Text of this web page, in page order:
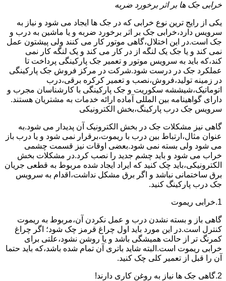
خرابی جک ها بر اثر برخورد ضربه
یکی از رایج ترین نوع خرابی که در جک ها ایجاد می شود و نیاز به
سرویس دارد،خرابی جک بر اثر برخورد ضربه و یا ماشین به درب و
جک است.در این اختلال،گاهی موتور کار می کنند ولی پیشتون عمل
نمی کند و یا جک یک لنگه از در کار می کند و یک لنگه کار نمی
کند،که باید به سرویس موتور و تعمیر جک پارکینگی پرداخت تا
عملکرد جک در درست شود.شرکت در مرکز فروش جک پارکینگی
در زمینه تولید،فروش،نصب و تعمیر کرکره برقی،درب
اتوماتیک،شیششه سکوریت و جک پارکینگی با کارشناسان مجرب و
دارای گواهینامه بین المللی آماده ارائه خدمات به مشتریان هستند.
سرویس جک درب پارکینگ،بخش الکترونیکی
گاهی نیز مشکلات جک در بخش الکترونیک آن پدیدار می شود.به
عنوان مثال،ارتباط بین درب با ریموت،برقرار نمی شود و یا درب باز
می شود ولی بسته نمی شود.بعضی اوقات نیز قسمت چشمی
خراب می شود و باید چشم جدید را نصب کرد.در مشکلات بخش
الکترونیکی،باید چک کنید که ایراد ایجاد شده مربوط به قطعی جریان
برق ساختمانی نباشد و اگر برق مشکل نداشت،اقدام به سرویس
جک درب پارکینگ کنید.
1.خرابی ریموت
گاهی باز و بسته نشدن درب و عمل نکردن آن،مربوط به ریموت
کنترل است.در این مورد باید اول چراغ قرمز چک شود؛ اگر چراغ
کمرنگ تر از حالت همیشگی باشد و یا روشن نشود،علتی برای
خرابی ریموت است.البته شاید باتری آن تمام شده باشد،که باید حتما
آن را قبل از تعمیر کلی چک کنید.
2.گاهی جک ها نیاز به روغن کاری دارند!